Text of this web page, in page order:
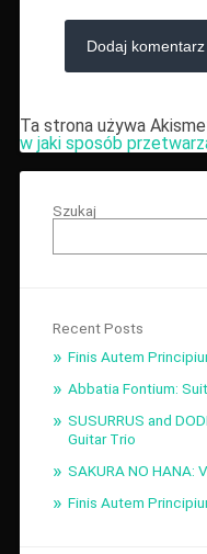
Ta strona używa
w jaki sposób
Szukaj
Recent Posts
Finis Autem
Abbatia Fontium:
SUSURRUS and
Guitar Trio
SAKURA NO HANA:
Finis Autem